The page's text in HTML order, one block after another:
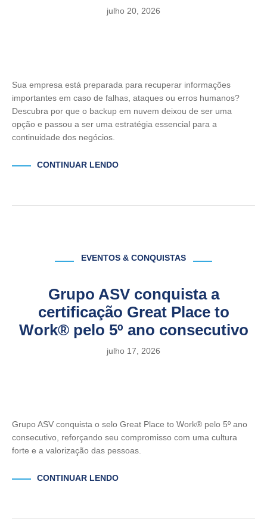
julho 20, 2026
Sua empresa está preparada para recuperar informações
importantes em caso de falhas, ataques ou erros humanos?
Descubra por que o backup em nuvem deixou de ser uma
opção e passou a ser uma estratégia essencial para a
continuidade dos negócios.
CONTINUAR LENDO
EVENTOS & CONQUISTAS
Grupo ASV conquista a
certificação Great Place to
Work® pelo 5º ano consecutivo
julho 17, 2026
Grupo ASV conquista o selo Great Place to Work® pelo 5º ano
consecutivo, reforçando seu compromisso com uma cultura
forte e a valorização das pessoas.
CONTINUAR LENDO